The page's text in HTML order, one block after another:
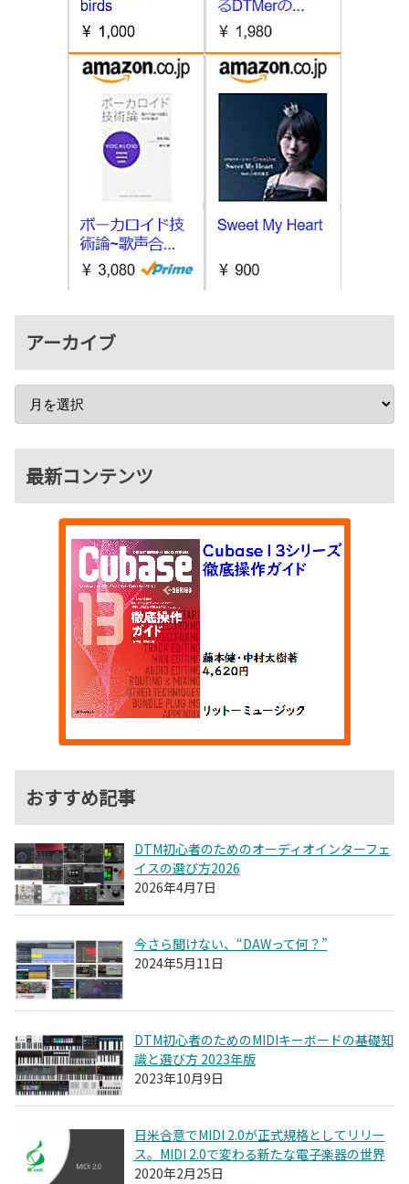
アーカイブ
最新コンテンツ
おすすめ記事
DTM初心者のためのオーディオインターフェ
イスの選び方2026
2026年4月7日
今さら聞けない、“DAWって何？”
2024年5月11日
DTM初心者のためのMIDIキーボードの基礎知
識と選び方 2023年版
2023年10月9日
日米合意でMIDI 2.0が正式規格としてリリー
ス。MIDI 2.0で変わる新たな電子楽器の世界
2020年2月25日